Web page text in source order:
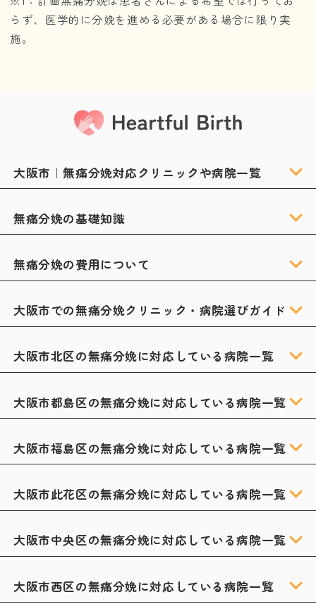
らず、医学的に分娩を進める必要がある場合に限り実
施。
大阪市｜無痛分娩対応クリニックや病院一覧
無痛分娩の基礎知識
無痛分娩の費用について
大阪市での無痛分娩クリニック・病院選びガイド
大阪市北区の無痛分娩に対応している病院一覧
大阪市都島区の無痛分娩に対応している病院一覧
大阪市福島区の無痛分娩に対応している病院一覧
大阪市此花区の無痛分娩に対応している病院一覧
大阪市中央区の無痛分娩に対応している病院一覧
大阪市西区の無痛分娩に対応している病院一覧